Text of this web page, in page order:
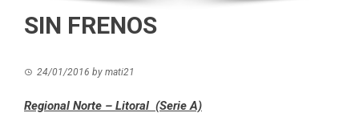
SIN FRENOS
24/01/2016 by mati21
Regional Norte – Litoral (Serie A)